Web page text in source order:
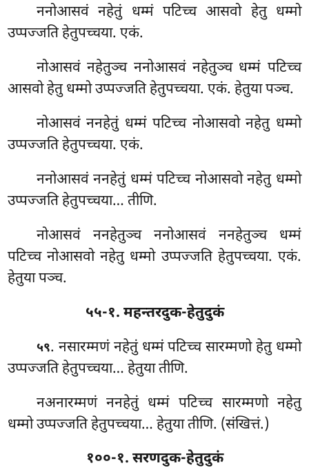
ननोआसवंनहेतुं धम्मं पटिच्च आसवो हेतु धम्मो
उप्पज्जति हेतुपच्चया. एकं.
नोआसवं नहेतुञ्च ननोआसवं नहेतुञ्च धम्मं पटिच्च
आसवो हेतु धम्मो उप्पज्जति हेतुपच्चया. एकं. हेतुया पञ्च.
नोआसवं ननहेतुं धम्मं पटिच्च नोआसवो नहेतु धम्मो
उप्पज्जति हेतुपच्चया. एकं.
ननोआसवं ननहेतुं धम्मं पटिच्च नोआसवो नहेतु धम्मो
उप्पज्जति हेतुपच्चया… तीणि.
नोआसवं ननहेतुञ्च ननोआसवं ननहेतुञ्च धम्मं
पटिच्च नोआसवो नहेतु धम्मो उप्पज्जति हेतुपच्चया. एकं.
हेतुया पञ्च.
५५-१. महन्तरदुक-हेतुदुकं
५९. नसारम्मणं नहेतुं धम्मं पटिच्च सारम्मणो हेतु धम्मो
उप्पज्जति हेतुपच्चया… हेतुयातीणि.
नअनारम्मणं ननहेतुं धम्मं पटिच्च सारम्मणो नहेतु
धम्मो उप्पज्जति हेतुपच्चया… हेतुया तीणि. (संखित्तं.)
१००-१. सरणदुक-हेतुदुकं